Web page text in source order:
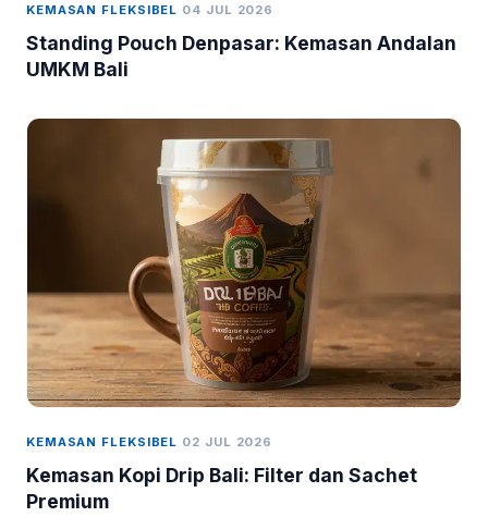
KEMASAN FLEKSIBEL 04 JUL 2026
Standing Pouch Denpasar: Kemasan Andalan
UMKM Bali
KEMASAN FLEKSIBEL 02 JUL 2026
Kemasan Kopi Drip Bali: Filter dan Sachet
Premium